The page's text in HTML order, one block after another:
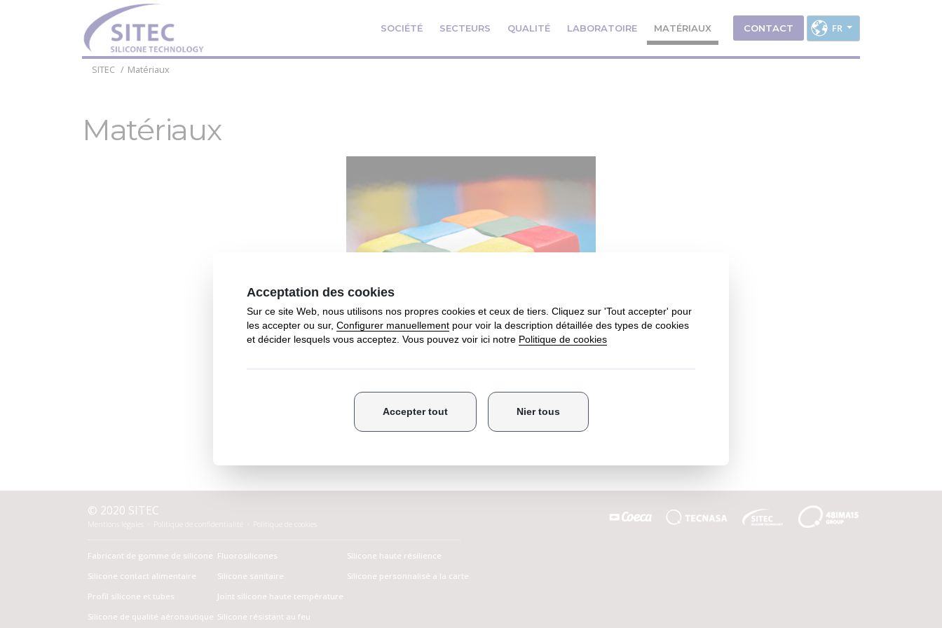
SOCIÉTÉ SECTEURS QUALITÉ LABORATOIRE MATÉRIAUX CONTACT FR
SITEC Matériaux
Matériaux
CAOUTCHOUCS
SYNTHÉTIQUES SPÉCIAUX
© 2020 SITEC
Mentions légales
Fabricant de gomme de silicone
Silicone contact alimentaire
Profil silicone et tubes
Silicone de qualité aéronautique
Fluorosilicones
Silicone sanitaire
Joint silicone haute température
Silicone résistant au feu
Silicone haute résilience
Silicone personnalisé a la carte